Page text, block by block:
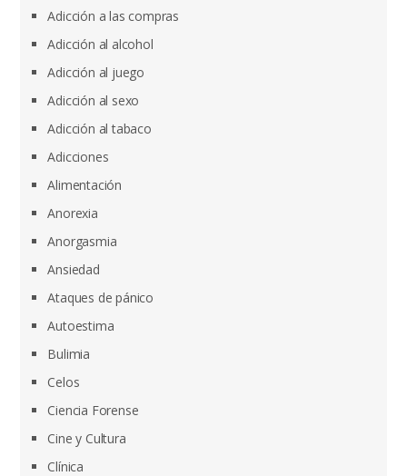
Adicción a las compras
Adicción al alcohol
Adicción al juego
Adicción al sexo
Adicción al tabaco
Adicciones
Alimentación
Anorexia
Anorgasmia
Ansiedad
Ataques de pánico
Autoestima
Bulimia
Celos
Ciencia Forense
Cine y Cultura
Clínica